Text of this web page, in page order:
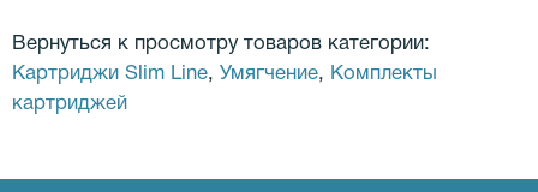
Вернуться к просмотру товаров категории:
Картриджи Slim Line, Умягчение, Комплекты
картриджей